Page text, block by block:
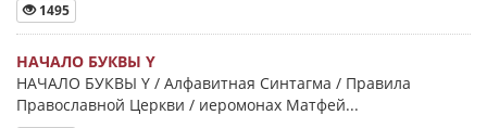
1495
НАЧАЛО БУКВЫ Y
НАЧАЛО БУКВЫ Y / Алфавитная Синтагма / Правила
Православной Церкви / иеромонах Матфей...